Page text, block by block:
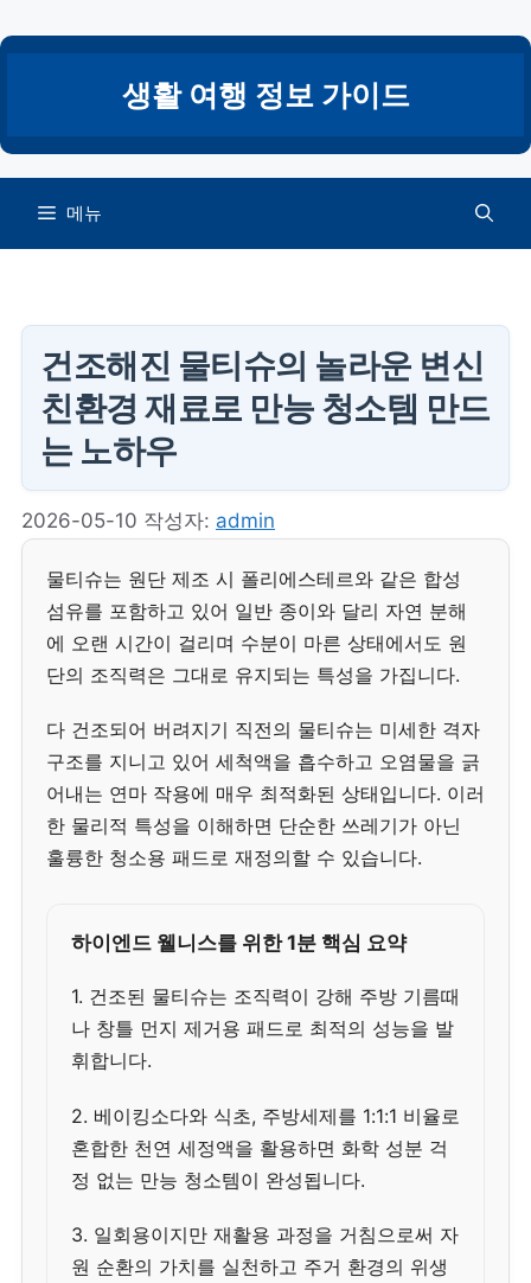
텐
건
너
생활 여행 정보 가이드
메뉴
건조해진 물티슈의 놀라운 변신
친환경 재료로 만능 청소템 만드
는 노하우
2026-05-10 작성자: admin
물티슈는 원단 제조 시 폴리에스테르와 같은 합성
섬유를 포함하고 있어 일반 종이와 달리 자연 분해
에 오랜 시간이 걸리며 수분이 마른 상태에서도 원
단의 조직력은 그대로 유지되는 특성을 가집니다.
다 건조되어 버려지기 직전의 물티슈는 미세한 격자
구조를 지니고 있어 세척액을 흡수하고 오염물을 긁
어내는 연마 작용에 매우 최적화된 상태입니다. 이러
한 물리적 특성을 이해하면 단순한 쓰레기가 아닌
훌륭한 청소용 패드로 재정의할 수 있습니다.
하이엔드 웰니스를 위한 1분 핵심 요약
1. 건조된 물티슈는 조직력이 강해 주방 기름때
나 창틀 먼지 제거용 패드로 최적의 성능을 발
휘합니다.
2. 베이킹소다와 식초, 주방세제를 1:1:1 비율로
혼합한 천연 세정액을 활용하면 화학 성분 걱
정 없는 만능 청소템이 완성됩니다.
3. 일회용이지만 재활용 과정을 거침으로써 자
원 순환의 가치를 실천하고 주거 환경의 위생